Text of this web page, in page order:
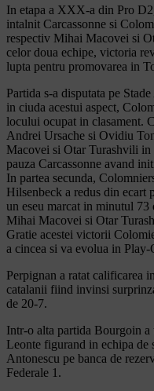
In etapa a XXX-a din Pro
intalnit Carcassonne si
respectiv Mihai Macovei si
celor doua echipe, victoria
lupta pentru promovarea in
Partida s-a disputata pe
in ciuda acestui aspect,
locului ocupat in clasament.
Andrei Ursache si Ovidiu
Macovei si Otar Turashvili
pauza Carcassonne avand
In partea secunda,
Hilsenbeck a redus din ecart
un eseu marcat in minutul
Mihai Macovei si Otar
Gratie acestei victorii
a cincea si va evolua in
Perpignan a ratat calificarea
catalanii fiind invinsi
de 20-7.
Intr-o alta partida Bourgoin a
Leonte figurand in echipa
Antonescu pe banca de
Federale 1.